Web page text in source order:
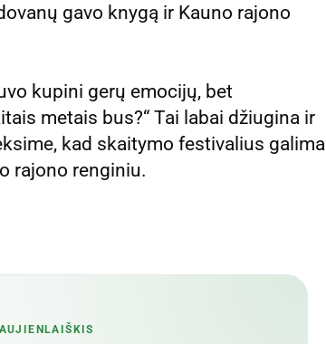
gavo knygą ir Kauno rajono
kupini gerų emocijų, bet
metais bus?“ Tai labai džiugina ir
kad skaitymo festivalius galima
rajono renginiu.